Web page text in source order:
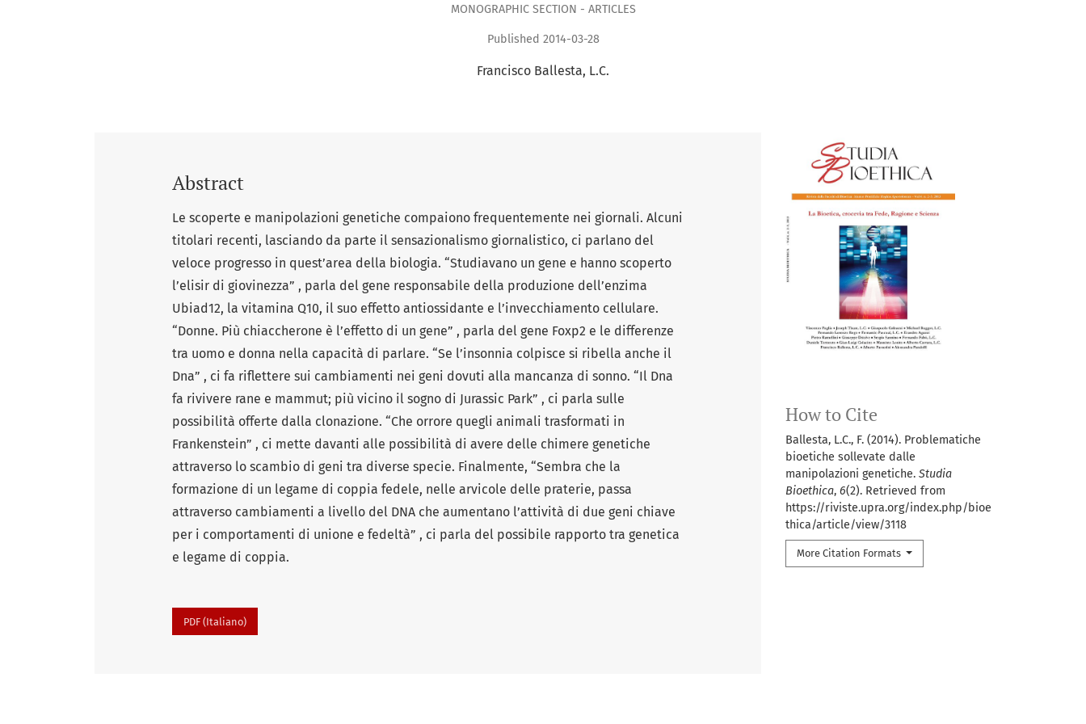
MONOGRAPHIC SECTION - ARTICLES
Published 2014-03-28
Francisco Ballesta, L.C.
How to Cite
Ballesta, L.C., F. (2014). Problematiche
bioetiche sollevate dalle
manipolazioni genetiche. Studia
Bioethica, 6(2). Retrieved from
https://riviste.upra.org/index.php/bioe
thica/article/view/3118
More Citation Formats
Abstract
Le scoperte e manipolazioni genetiche compaiono frequentemente nei giornali. Alcuni
titolari recenti, lasciando da parte il sensazionalismo giornalistico, ci parlano del
veloce progresso in quest’area della biologia. “Studiavano un gene e hanno scoperto
l’elisir di giovinezza” , parla del gene responsabile della produzione dell’enzima
Ubiad12, la vitamina Q10, il suo effetto antiossidante e l’invecchiamento cellulare.
“Donne. Più chiaccherone è l’effetto di un gene” , parla del gene Foxp2 e le differenze
tra uomo e donna nella capacità di parlare. “Se l’insonnia colpisce si ribella anche il
Dna” , ci fa riflettere sui cambiamenti nei geni dovuti alla mancanza di sonno. “Il Dna
fa rivivere rane e mammut; più vicino il sogno di Jurassic Park” , ci parla sulle
possibilità offerte dalla clonazione. “Che orrore quegli animali trasformati in
Frankenstein” , ci mette davanti alle possibilità di avere delle chimere genetiche
attraverso lo scambio di geni tra diverse specie. Finalmente, “Sembra che la
formazione di un legame di coppia fedele, nelle arvicole delle praterie, passa
attraverso cambiamenti a livello del DNA che aumentano l’attività di due geni chiave
per i comportamenti di unione e fedeltà” , ci parla del possibile rapporto tra genetica
e legame di coppia.
PDF (Italiano)